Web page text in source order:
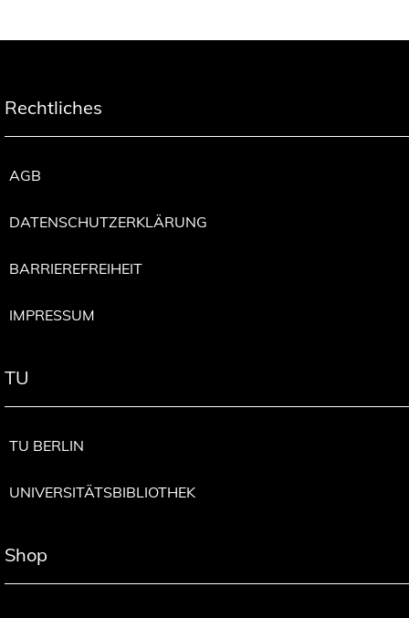
Rechtliches
AGB
DATENSCHUTZERKLÄRUNG
BARRIEREFREIHEIT
IMPRESSUM
TU
TU BERLIN
UNIVERSITÄTSBIBLIOTHEK
Shop